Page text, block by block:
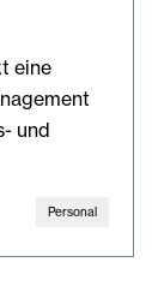
eine
und
Personal